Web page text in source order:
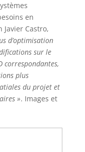
en
Castro,
d’optimisation
sur le
correspondantes,
plus
du projet et
». Images et